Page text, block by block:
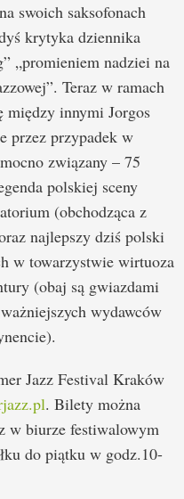
swoich saksofonach
krytyka dziennika
„promieniem nadziei na
Teraz w ramach
między innymi Jorgos
przez przypadek w
związany – 75
polskiej sceny
(obchodząca z
najlepszy dziś polski
w towarzystwie wirtuoza
(obaj są gwiazdami
wydawców
Jazz Festival Kraków
. Bilety można
w biurze festiwalowym
do piątku w godz.10-